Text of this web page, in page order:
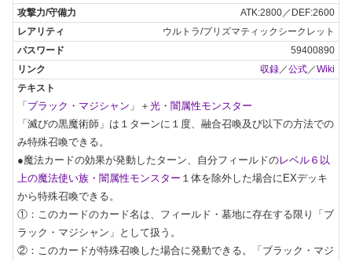
ATK:2800／DEF:2600
ウルトラ/プリズマティックシークレット
59400890
収録 ／公式 ／Wiki
「 ブラック・マジシャン 」＋ 光 ・ 闇属性モンスター
「滅びの黒魔術師」は１ターンに１度、融合召喚及び以下の方法での
み特殊召喚できる。
●魔法カードの効果が発動したターン、自分フィールドのレベル６以
上の魔法使い族・闇属性モンスター １体を除外した場合にEXデッキ
から特殊召喚できる。
①：このカードのカード名は、フィールド・墓地に存在する限り「ブ
ラック・マジシャン」として扱う。
②：このカードが特殊召喚した場合に発動できる。「ブラック・マジ